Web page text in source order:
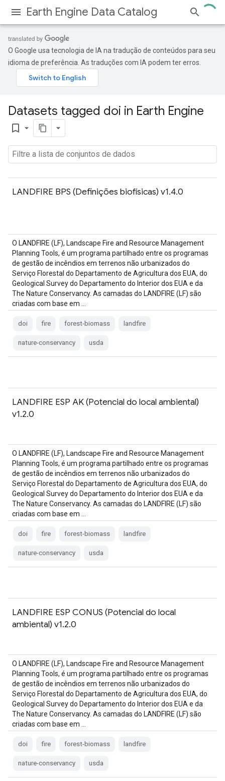
Earth Engine Data Catalog
O Google usa tecnologia de IA na tradução de conteúdos para seu
idioma de preferência. As traduções com IA podem ter erros.
Datasets tagged doi in Earth Engine
bookmark_border
LANDFIRE BPS (Definições biofísicas) v1.4.0
O LANDFIRE (LF), Landscape Fire and Resource Management
Planning Tools, é um programa partilhado entre os programas
de gestão de incêndios em terrenos não urbanizados do
Serviço Florestal do Departamento de Agricultura dos EUA, do
Geological Survey do Departamento do Interior dos EUA e da
The Nature Conservancy. As camadas do LANDFIRE (LF) são
criadas com base em …
doi fire forest-biomass landfire
nature-conservancy usda
LANDFIRE ESP AK (Potencial do local ambiental)
v1.2.0
O LANDFIRE (LF), Landscape Fire and Resource Management
Planning Tools, é um programa partilhado entre os programas
de gestão de incêndios em terrenos não urbanizados do
Serviço Florestal do Departamento de Agricultura dos EUA, do
Geological Survey do Departamento do Interior dos EUA e da
The Nature Conservancy. As camadas do LANDFIRE (LF) são
criadas com base em …
doi fire forest-biomass landfire
nature-conservancy usda
LANDFIRE ESP CONUS (Potencial do local
ambiental) v1.2.0
O LANDFIRE (LF), Landscape Fire and Resource Management
Planning Tools, é um programa partilhado entre os programas
de gestão de incêndios em terrenos não urbanizados do
Serviço Florestal do Departamento de Agricultura dos EUA, do
Geological Survey do Departamento do Interior dos EUA e da
The Nature Conservancy. As camadas do LANDFIRE (LF) são
criadas com base em …
doi fire forest-biomass landfire
nature-conservancy usda